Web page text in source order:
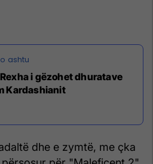
i gëzohet dhuratave
Kardashianit
dhe e zymtë, me çka